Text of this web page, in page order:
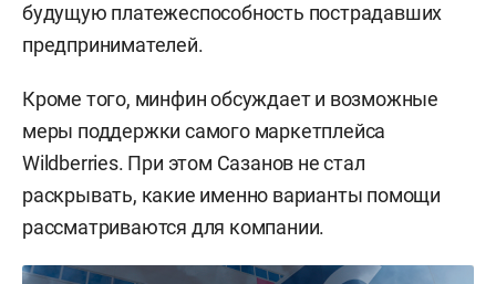
будущую платежеспособность пострадавших
предпринимателей.
Кроме того, минфин обсуждает и возможные
меры поддержки самого маркетплейса
Wildberries. При этом Сазанов не стал
раскрывать, какие именно варианты помощи
рассматриваются для компании.